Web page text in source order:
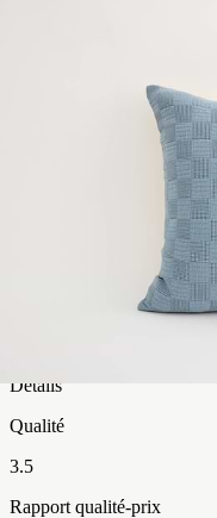
Détails
Qualité
3.5
Rapport qualité-prix